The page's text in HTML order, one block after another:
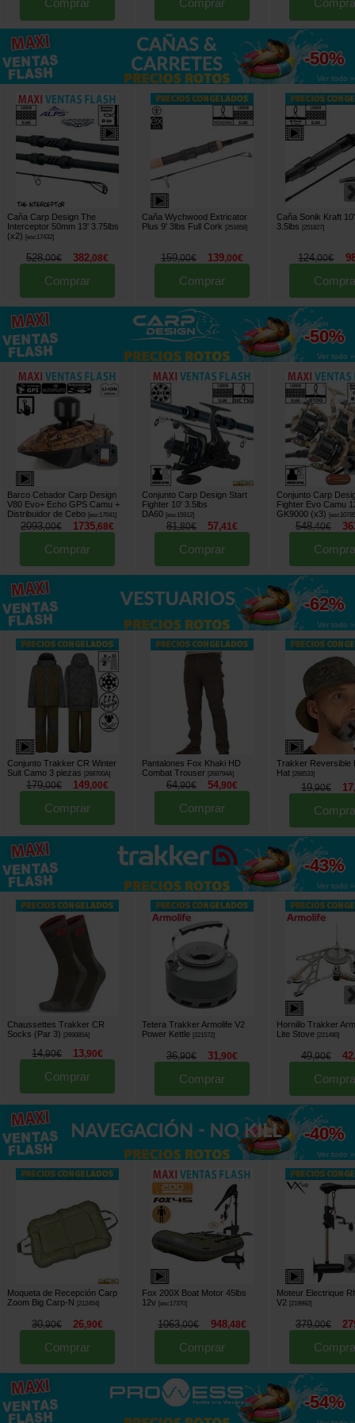
Comprar Comprar
hasta
-50%
Ver todo »
Caña Carp Design The
Interceptor 50mm 13' 3.75lbs
(x2)
[esc17432]
528,00€ 382,08€
Comprar
Caña Wychwood Extricator
Plus 9' 3lbs Full Cork
[251658]
159,00€ 139,00€
Comprar
Caña Sonik Kraft 10'
3.5lbs
[251827]
124,00€
hasta
-50%
Ver todo »
Barco Cebador Carp Design
V80 Evo+ Echo GPS Camu +
Distribuidor de Cebo [esc17041]
2093,00€ 1735,68€
Comprar
Conjunto Carp Design Start
Fighter 10' 3.5lbs
DA60 [esc15912]
81,80€ 57,41€
Comprar
Conjunto Carp
Fighter Evo Camu
GK9000 (x3)
[
548,40€
hasta
-62%
Ver todo »
Conjunto Trakker CR Winter
Suit Camo 3 piezas
268700A]
179,00€ 149,00€
Comprar
Pantalones Fox Khaki HD
Combat Trouser
268794A]
64,90€ 54,90€
Comprar
Trakker Reversible
Hat
268533]
19,90€ 17
hasta
-43%
Ver todo »
Chaussettes Trakker CR
Socks (Par 3)
269085A]
14,90€ 13,90€
Comprar
Tetera Trakker Armolife V2
Power Kettle
221572]
36,90€ 31 ,90€
Comprar
Hornillo Trakker
Lite Stove
221490]
49,90€ 42
hasta
-40%
Ver todo »
Moqueta de Recepción Carp
Zoom Big Carp-N [212454]
30,90€ 26,90€
Comprar
Fox 200X Boat Motor 45lbs
12v [esc17370]
1063,00€ 948,48€
Comprar
Moteur Electrique
V2 [219992]
379,00€
hasta
-54%